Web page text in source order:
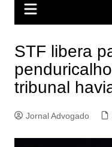
STF libera
tribunal
Jornal Advogado